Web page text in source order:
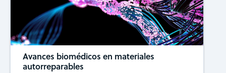
Avances biomédicos en materiales
autorreparables